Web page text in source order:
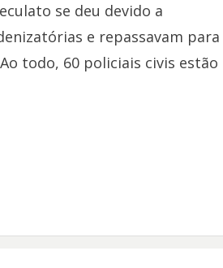
se deu devido a
e repassavam para
todo, 60 policiais civis estão